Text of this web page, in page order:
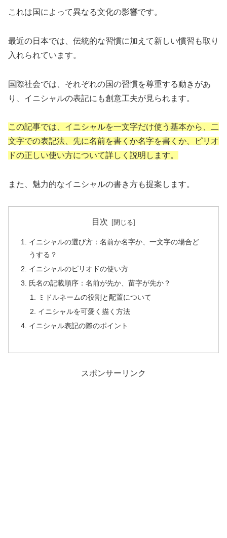
これは国によって異なる文化の影響です。
最近の日本では、伝統的な習慣に加えて新しい慣習も取り
入れられています。
国際社会では、それぞれの国の習慣を尊重する動きがあ
り、イニシャルの表記にも創意工夫が見られます。
この記事では、イニシャルを一文字だけ使う基本から、二
文字での表記法、先に名前を書くか名字を書くか、ピリオ
ドの正しい使い方について詳しく説明します。
また、魅力的なイニシャルの書き方も提案します。
目次
イニシャルの選び方：名前か名字か、一文字の場合ど
うする？
イニシャルのピリオドの使い方
氏名の記載順序：名前が先か、苗字が先か？
ミドルネームの役割と配置について
イニシャルを可愛く描く方法
イニシャル表記の際のポイント
スポンサーリンク